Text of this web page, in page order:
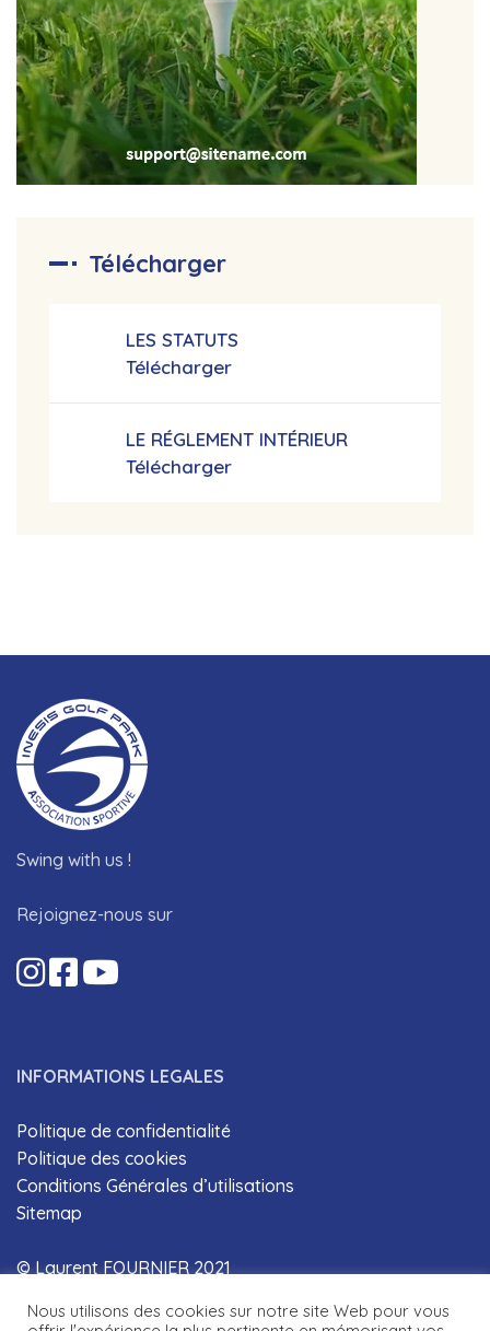
Télécharger
LES STATUTS
Télécharger
LE RÉGLEMENT INTÉRIEUR
Télécharger
Swing with us !
Rejoignez-nous sur
INFORMATIONS LEGALES
Politique de confidentialité
Politique des cookies
Conditions Générales d’utilisations
Sitemap
© Laurent FOURNIER 2021
Nous utilisons des cookies sur notre site Web pour vous